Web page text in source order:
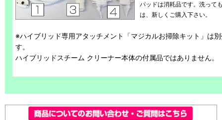
パッドは消耗品です。洗って
は、新しくご購入下さい。
※ハイブリッド専用アタッチメント「マジカルお掃除キット」は
す。
ハイブリッドスチーム クリーナー本体の付属品ではありません。